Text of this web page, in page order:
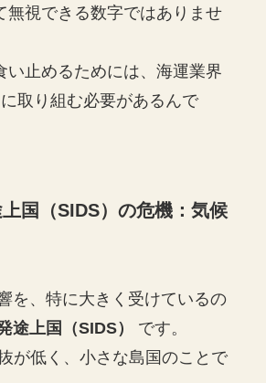
無視できる数字ではありませ
い止めるためには、海運業界
取り組む必要があるんで
国（SIDS）の危機：気候
を、特に大きく受けているの
途上国（SIDS）
です。
が低く、小さな島国のことで